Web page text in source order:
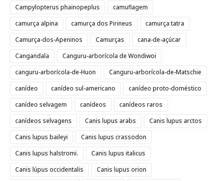
Campylopterus phainopeplus
camuflagem
camurça alpina
camurça dos Pirineus
camurça tatra
Camurça-dos-Apeninos
Camurças
cana-de-açúcar
Cangandala
Canguru-arborícola de Wondiwoi
canguru-arborícola-de-Huon
Canguru-arborícola-de-Matschie
canídeo
canídeo sul-americano
canídeo proto-doméstico
canídeo selvagem
canídeos
canídeos raros
canídeos selvagens
Canis lupus arabs
Canis lupus arctos
Canis lupus baileyi
Canis lupus crassodon
Canis lupus halstromi.
Canis lupus italicus
Canis lúpus occidentalis
Canis lupus orion